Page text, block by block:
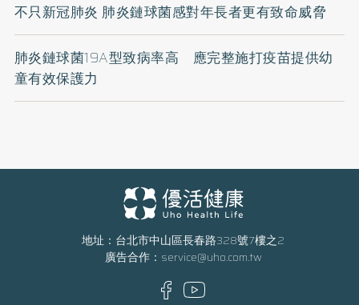
不只新冠肺炎 肺炎鏈球菌感對年長者更有致命威脅
肺炎鏈球菌19A型致病率高 應完整施打疫苗提供幼
童有效保護力
地址：台北市中山區長春路328號7樓之2
廣告合作： service@uho.com.tw